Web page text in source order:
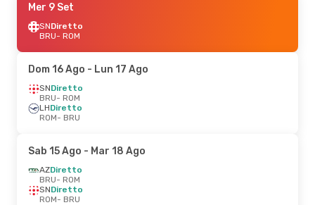
Mer 9 Set
SNDiretto
BRU- ROM
Dom 16 Ago - Lun 17 Ago
SNDiretto
BRU- ROM
LHDiretto
ROM- BRU
Sab 15 Ago - Mar 18 Ago
AZDiretto
BRU- ROM
SNDiretto
ROM- BRU